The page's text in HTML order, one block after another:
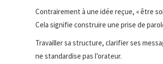
Contrairement à une idée reçue, « être
Cela signifie construire une prise de
Travailler sa structure, clarifier ses
ne standardise pas l’orateur.